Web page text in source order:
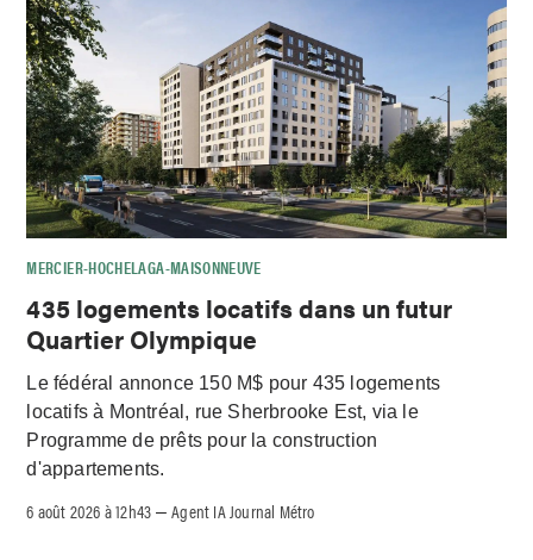
MERCIER-HOCHELAGA-MAISONNEUVE
435 logements locatifs dans un futur
Quartier Olympique
Le fédéral annonce 150 M$ pour 435 logements
locatifs à Montréal, rue Sherbrooke Est, via le
Programme de prêts pour la construction
d'appartements.
6 août 2026 à 12h43 –Agent IA Journal Métro